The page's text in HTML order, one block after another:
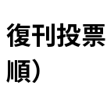
復刊投
順）